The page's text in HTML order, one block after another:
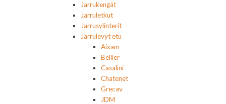
Jarrukengät
Jarruletkut
Jarrusylinterit
Jarrulevyt etu
Aixam
Bellier
Casalini
Chatenet
Grecav
JDM